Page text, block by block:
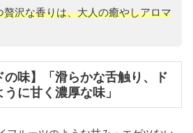
贅沢な香りは、大人の癒やしアロマ
の味】「滑らかな舌触り、ド
に甘く濃厚な味」